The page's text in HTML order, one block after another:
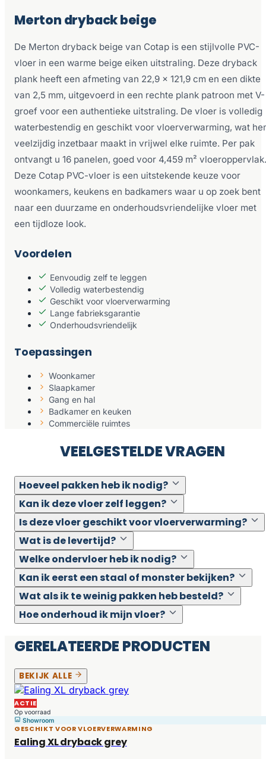
Merton dryback beige
De Merton dryback beige van Cotap is een stijlvolle PVC-
vloer in een warme beige eiken uitstraling. Deze dryback
plank heeft een afmeting van 22,9 x 121,9 cm en een dikte
van 2,5 mm, uitgevoerd in een rechte plank patroon met V-
groef voor een authentieke uitstraling. De vloer is volledig
waterbestendig en geschikt voor vloerverwarming, wat
veelzijdig inzetbaar maakt in vrijwel elke ruimte. Per pak
ontvangt u 16 panelen, goed voor 4,459 m² vloeroppervlak.
Deze Cotap PVC-vloer is een uitstekende keuze voor
woonkamers, keukens en badkamers waar u op zoek bent
naar een duurzame en onderhoudsvriendelijke vloer met
een tijdloze look.
Voordelen
Eenvoudig zelf te leggen
Volledig waterbestendig
Geschikt voor vloerverwarming
Lange fabrieksgarantie
Onderhoudsvriendelijk
Toepassingen
Woonkamer
Slaapkamer
Gang en hal
Badkamer en keuken
Commerciële ruimtes
VEELGESTELDE VRAGEN
Hoeveel pakken heb ik nodig?
Kan ik deze vloer zelf leggen?
Is deze vloer geschikt voor vloerverwarming?
Wat is de levertijd?
Welke ondervloer heb ik nodig?
Kan ik eerst een staal of monster bekijken?
Wat als ik te weinig pakken heb besteld?
Hoe onderhoud ik mijn vloer?
GERELATEERDE PRODUCTEN
BEKIJK ALLE
ACTIE
Op voorraad
Showroom
GESCHIKT VOOR VLOERVERWARMING
Ealing XL dryback grey